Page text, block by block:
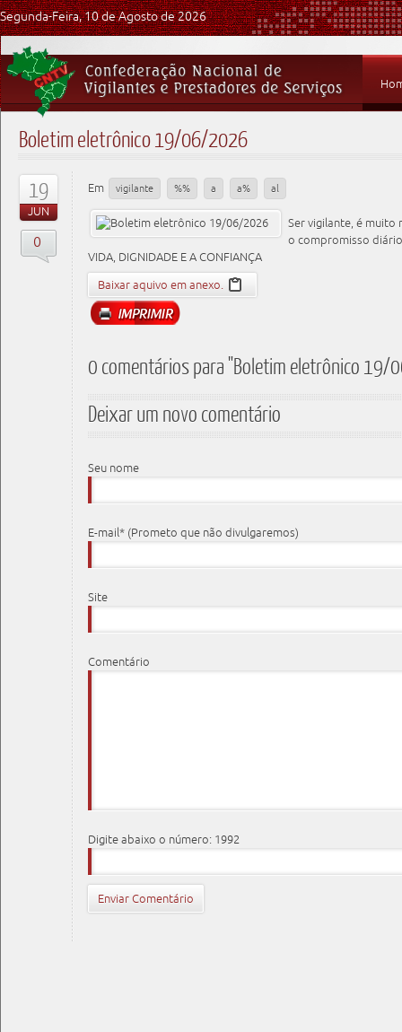
Segunda-Feira, 10 de Agosto de 2026
Boletim eletrônico 19/06/2026
19
JUN
0
Em vigilante %% a a% al
Ser vigilante, é muito
o compromisso
VIDA, DIGNIDADE E A CONFIANÇA
Baixar aquivo em anexo.
0 comentários para "Boletim eletrônico
Deixar um novo comentário
Seu nome
E-mail* (Prometo que não divulgaremos)
Site
Comentário
Digite abaixo o número: 1992